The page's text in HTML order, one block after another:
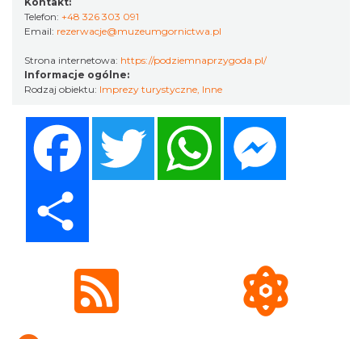
Katowice
16.74 km
Henryk Miśkiewicz – 75 lat Mistrza i Goście
Katowice
16.74 km
Telefon: +48 326 303 091
Email: rezerwacje@muzeumgornictwa.pl
Strona internetowa: https://podziemnaprzygoda.pl/
Informacje ogólne:
Rodzaj obiektu: Imprezy turystyczne, Inne
Twitter WhatsApp